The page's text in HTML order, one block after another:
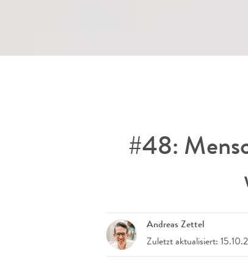
#48:
Andreas Zettel
Zuletzt aktualisiert: